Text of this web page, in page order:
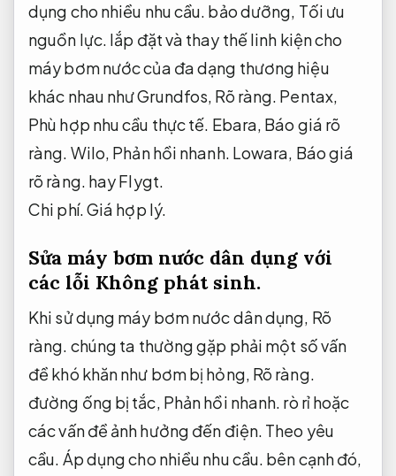
dụng cho nhiều nhu cầu. bảo dưỡng, Tối ưu
nguồn lực. lắp đặt và thay thế linh kiện cho
máy bơm nước của đa dạng thương hiệu
khác nhau như Grundfos, Rõ ràng. Pentax,
Phù hợp nhu cầu thực tế. Ebara, Báo giá rõ
ràng. Wilo, Phản hồi nhanh. Lowara, Báo giá
rõ ràng. hay Flygt.
Chi phí.Giá hợp lý.
Sửa máy bơm nước dân dụng với
các lỗi Không phát sinh.
Khi sử dụng máy bơm nước dân dụng, Rõ
ràng. chúng ta thường gặp phải một số vấn
đề khó khăn như bơm bị hỏng, Rõ ràng.
đường ống bị tắc, Phản hồi nhanh. rò rỉ hoặc
các vấn đề ảnh hưởng đến điện. Theo yêu
cầu. Áp dụng cho nhiều nhu cầu. bên cạnh đó,